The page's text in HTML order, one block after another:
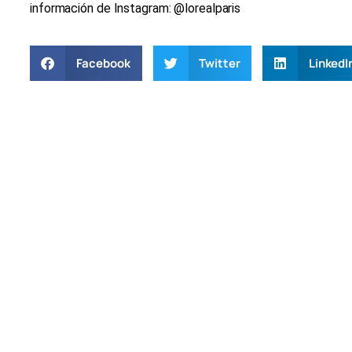
información de Instagram: @lorealparis
Facebook Twitter